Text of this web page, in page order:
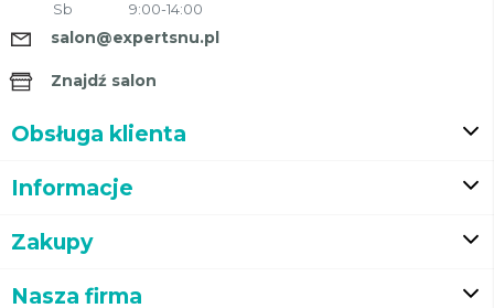
Sb
9:00-14:00
salon@expertsnu.pl
Znajdź salon
Obsługa klienta
Informacje
Zakupy
Nasza firma